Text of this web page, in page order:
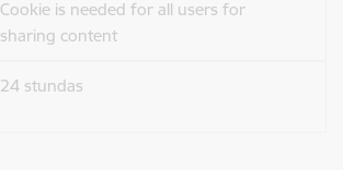
Cookie is needed for all users for
sharing content
24 stundas